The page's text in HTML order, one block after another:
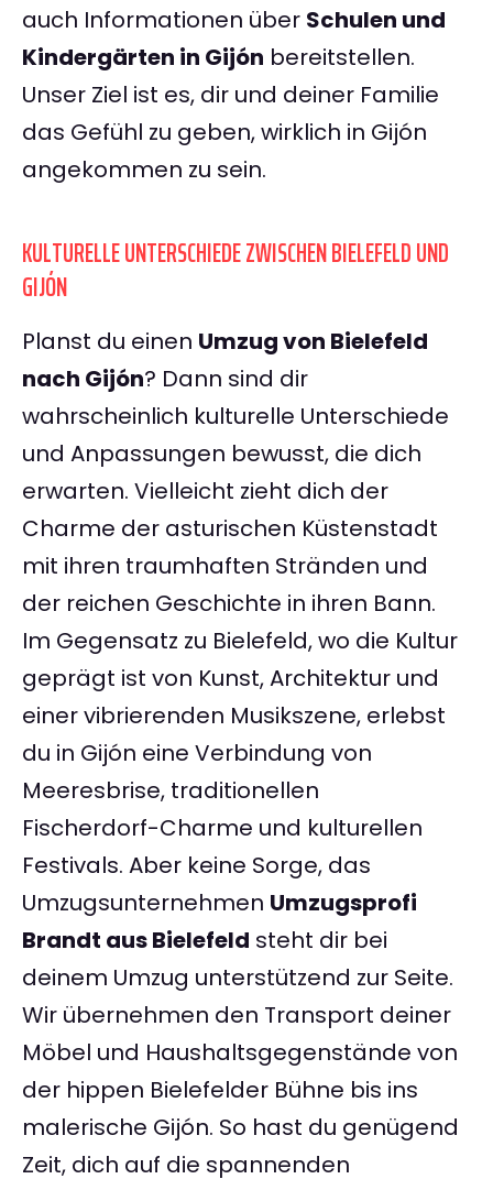
auch Informationen über Schulen und
Kindergärten in Gijón bereitstellen.
Unser Ziel ist es, dir und deiner Familie
das Gefühl zu geben, wirklich in Gijón
angekommen zu sein.
KULTURELLE UNTERSCHIEDE ZWISCHEN BIELEFELD UND
GIJÓN
Planst du einen Umzug von Bielefeld
nach Gijón? Dann sind dir
wahrscheinlich kulturelle Unterschiede
und Anpassungen bewusst, die dich
erwarten. Vielleicht zieht dich der
Charme der asturischen Küstenstadt
mit ihren traumhaften Stränden und
der reichen Geschichte in ihren Bann.
Im Gegensatz zu Bielefeld, wo die Kultur
geprägt ist von Kunst, Architektur und
einer vibrierenden Musikszene, erlebst
du in Gijón eine Verbindung von
Meeresbrise, traditionellen
Fischerdorf-Charme und kulturellen
Festivals. Aber keine Sorge, das
Umzugsunternehmen Umzugsprofi
Brandt aus Bielefeld steht dir bei
deinem Umzug unterstützend zur Seite.
Wir übernehmen den Transport deiner
Möbel und Haushaltsgegenstände von
der hippen Bielefelder Bühne bis ins
malerische Gijón. So hast du genügend
Zeit, dich auf die spannenden